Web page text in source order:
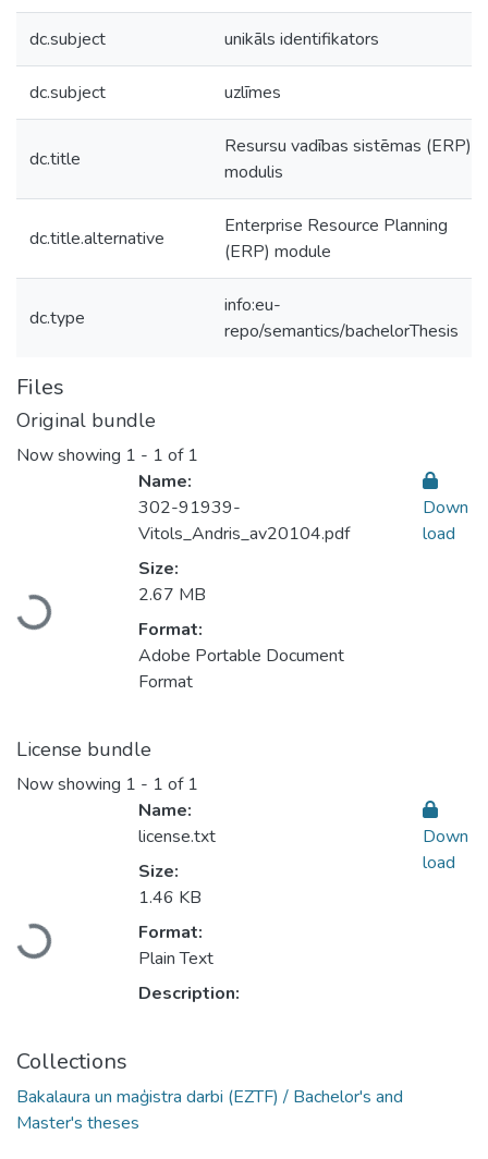
dc.subject unikāls identifikators
dc.subject uzlīmes
dc.title
Resursu vadības sistēmas (ERP)
modulis
dc.title.alternative
Enterprise Resource Planning
(ERP) module
dc.type
info:eu-
repo/semantics/bachelorThesis
Files
Original bundle
Now showing 1 - 1 of 1
Loading...
Name:
302-91939-
Vitols_Andris_av20104.pdf
Size:
2.67 MB
Format:
Adobe Portable Document
Format
Down
load
License bundle
Now showing 1 - 1 of 1
Loading...
Name:
license.txt
Size:
1.46 KB
Format:
Plain Text
Description:
Down
load
Collections
Bakalaura un maģistra darbi (EZTF) / Bachelor's and
Master's theses